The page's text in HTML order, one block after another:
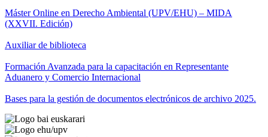
Máster Online en Derecho Ambiental (UPV/EHU) – MIDA
(XXVII. Edición)
Auxiliar de biblioteca
Formación Avanzada para la capacitación en Representante
Aduanero y Comercio Internacional
Bases para la gestión de documentos electrónicos de archivo 2025.